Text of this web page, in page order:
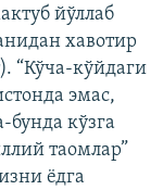
йўллаб
хавотир
“Кўча-кўйдаги
эмас,
кўзга
таомлар”
ёдга